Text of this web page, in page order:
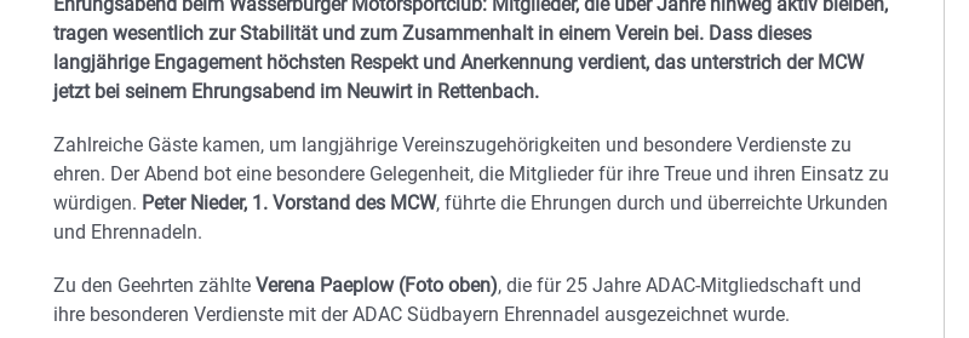
Ehrungsabend beim Wasserburger Motorsportclub: Mitglieder, die über Jahre hinweg aktiv bleiben,
tragen wesentlich zur Stabilität und zum Zusammenhalt in einem Verein bei. Dass dieses
langjährige Engagement höchsten Respekt und Anerkennung verdient, das unterstrich der MCW
jetzt bei seinem Ehrungsabend im Neuwirt in Rettenbach.
Zahlreiche Gäste kamen, um langjährige Vereinszugehörigkeiten und besondere Verdienste zu
ehren. Der Abend bot eine besondere Gelegenheit, die Mitglieder für ihre Treue und ihren Einsatz zu
würdigen. Peter Nieder, 1. Vorstand des MCW, führte die Ehrungen durch und überreichte Urkunden
und Ehrennadeln.
Zu den Geehrten zählte Verena Paeplow (Foto oben), die für 25 Jahre ADAC-Mitgliedschaft und
ihre besonderen Verdienste mit der ADAC Südbayern Ehrennadel ausgezeichnet wurde.